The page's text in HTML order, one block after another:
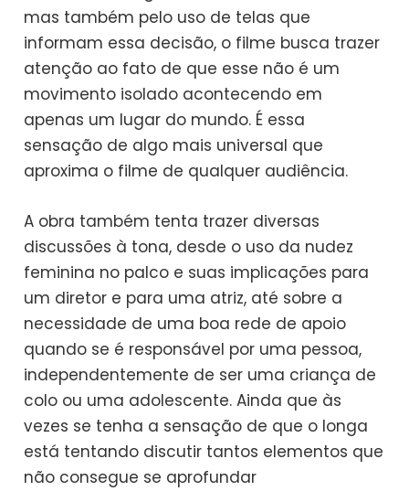
mas também pelo uso de telas que
informam essa decisão, o filme busca trazer
atenção ao fato de que esse não é um
movimento isolado acontecendo em
apenas um lugar do mundo. É essa
sensação de algo mais universal que
aproxima o filme de qualquer audiência.
A obra também tenta trazer diversas
discussões à tona, desde o uso da nudez
feminina no palco e suas implicações para
um diretor e para uma atriz, até sobre a
necessidade de uma boa rede de apoio
quando se é responsável por uma pessoa,
independentemente de ser uma criança de
colo ou uma adolescente. Ainda que às
vezes se tenha a sensação de que o longa
está tentando discutir tantos elementos que
não consegue se aprofundar